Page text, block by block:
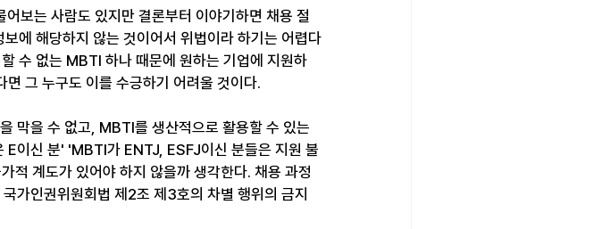
어보는 사람도 있지만 결론부터 이야기하면 채용 절
에 해당하지 않는 것이어서 위법이라 하기는 어렵다
수 없는 MBTI 하나 때문에 원하는 기업에 지원하
그 누구도 이를 수긍하기 어려울 것이다.
막을 수 없고, MBTI를 생산적으로 활용할 수 있는
이신 분' 'MBTI가 ENTJ, ESFJ이신 분들은 지원 불
적 계도가 있어야 하지 않을까 생각한다. 채용 과정
가인권위원회법 제2조 제3호의 차별 행위의 금지